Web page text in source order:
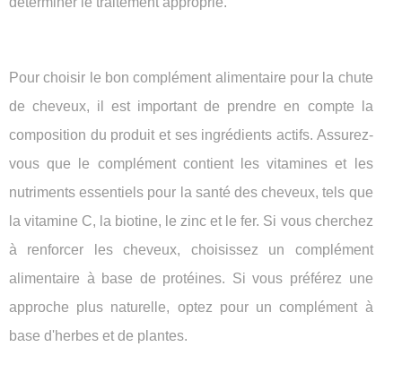
Pour choisir le bon complément alimentaire pour la chute
de cheveux, il est important de prendre en compte la
composition du produit et ses ingrédients actifs. Assurez-
vous que le complément contient les vitamines et les
nutriments essentiels pour la santé des cheveux, tels que
la vitamine C, la biotine, le zinc et le fer. Si vous cherchez
à renforcer les cheveux, choisissez un complément
alimentaire à base de protéines. Si vous préférez une
approche plus naturelle, optez pour un complément à
base d'herbes et de plantes.